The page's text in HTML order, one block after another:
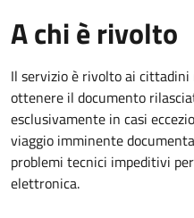
A chi è rivolto
Il servizio è rivolto ai
ottenere il documento
esclusivamente in casi
viaggio imminente
problemi tecnici impeditivi
elettronica.